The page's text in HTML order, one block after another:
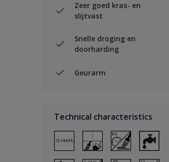
Zeer goed kras- en
slijtvast
Snelle droging en
doorharding
Geurarm
Technical characteristics